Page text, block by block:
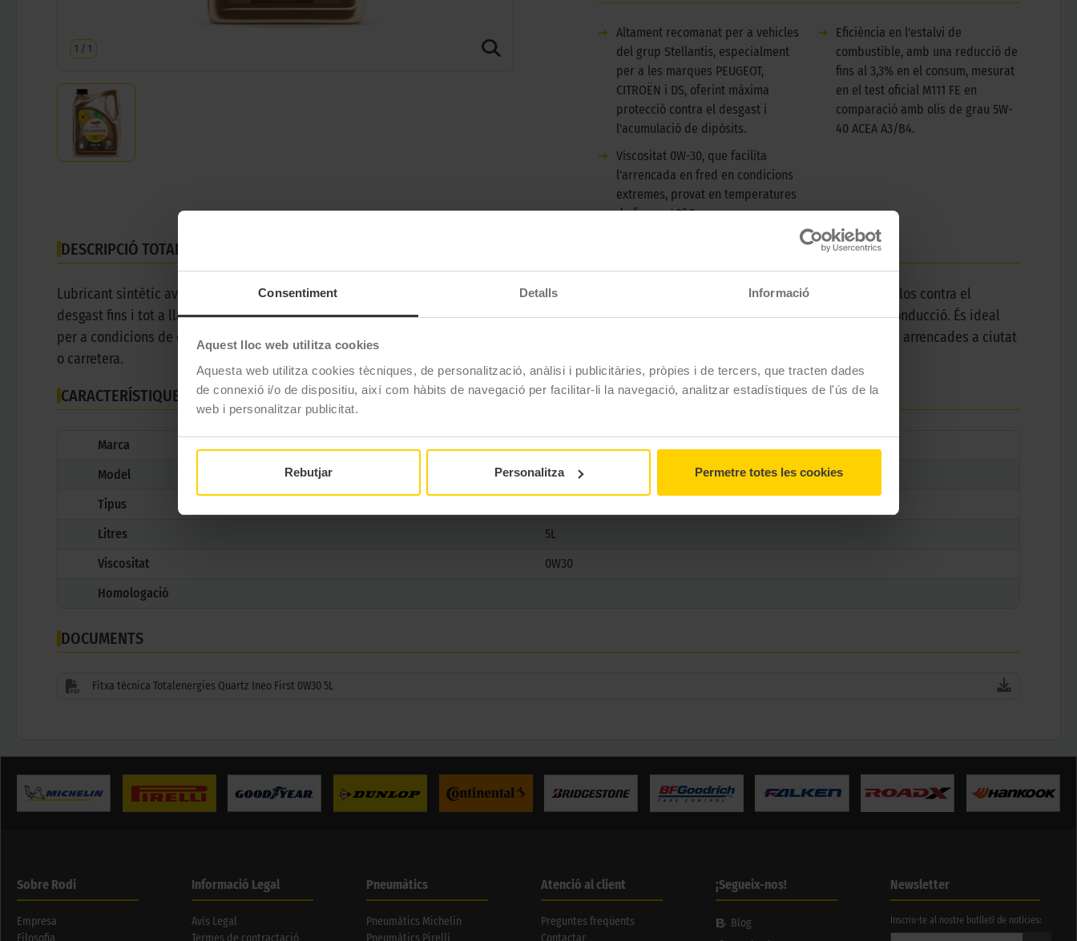
Consentiment Detalls Informació
Aquest lloc web utilitza cookies
Aquesta web utilitza cookies tècniques, de personalització, anàlisi i publicitàries, pròpies i de tercers, que tracten dades
de connexió i/o de dispositiu, així com hàbits de navegació per facilitar-li la navegació, analitzar estadístiques de l'ús de la
web i personalitzar publicitat.
Rebutjar Personalitza Permetre totes les cookies
1 / 1
➜ Altament recomanat per a vehicles
del grup Stellantis, especialment
per a les marques PEUGEOT,
CITROËN i DS, oferint màxima
protecció contra el desgast i
l'acumulació de dipòsits.
➜
Eficiència en l'estalvi de
combustible, amb una reducció de
fins al 3,3% en el consum, mesurat
en el test oficial M111 FE en
comparació amb olis de grau 5W-
40 ACEA A3/B4.
➜ Viscositat 0W-30, que facilita
l'arrencada en fred en condicions
extremes, provat en temperatures
de fins a -40°C.
DESCRIPCIÓ TOTALENERGIES QUARTZ INEO FIRST 0W30 5L -
Lubricant sintètic avançat amb tecnologia Age-Resistant, formulat per crear una pel·lícula resistent sobre els components del motor, protegint-los contra el
desgast fins i tot a llarg termini. Aquest oli permet un rendiment òptim i estalvi de combustible, sense necessitat de modificar els hàbits de conducció. És ideal
per a condicions de conducció severa, com ara en recorreguts de lliurament (delivery), conducció esportiva, trànsit intens i freqüents aturades i arrencades a ciutat
o carretera.
CARACTERÍSTIQUES TÈCNIQUES
Marca
Model
Totalenergies Quartz Ineo First 0 W 30 5 L
Tipus
Litres
5L
Viscositat
0W30
Homologació
DOCUMENTS
Fitxa tècnica Totalenergies Quartz Ineo First 0W30 5L
Sobre Rodi
Empresa
Informació Legal
Avís Legal
Pneumàtics
Pneumàtics Michelin
Atenció al client
Preguntes freqüents
¡Segueix-nos!
Blog
Newsletter
Inscriu-te al nostre butlletí de notícies: